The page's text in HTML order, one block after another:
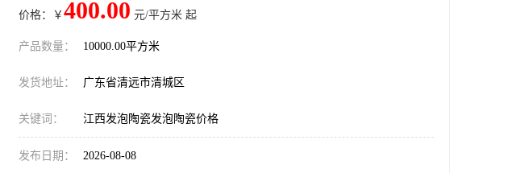
价格：￥ 400.00 元/平方米 起
产品数量： 10000.00平方米
发货地址： 广东省清远市清城区
关键词： 江西发泡陶瓷发泡陶瓷价格
发布日期： 2026-08-08